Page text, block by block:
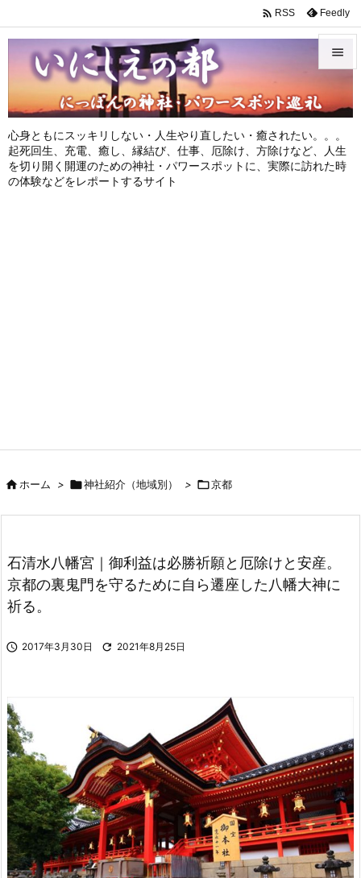
心身ともにスッキリしない・人生やり直したい・癒されたい。。。
起死回生、充電、癒し、縁結び、仕事、厄除け、方除けなど、人生
を切り開く開運のための神社・パワースポットに、実際に訪れた時
の体験などをレポートするサイト


メニュ
サイド

 RSS Feedly
ホーム > 神社紹介（地域別） > 京都
石清水八幡宮｜御利益は必勝祈願と厄除けと安産。
京都の裏鬼門を守るために自ら遷座した八幡大神に
祈る。
 2017年3月30日  2021年8月25日